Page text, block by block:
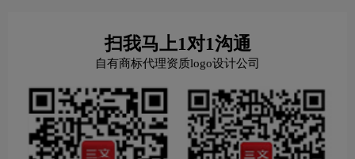
扫我马上1对1沟通
自有商标代理资质logo设计公司